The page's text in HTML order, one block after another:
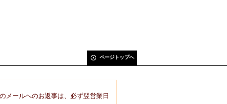
ページトップへ
メールへのお返事は、必ず翌営業日